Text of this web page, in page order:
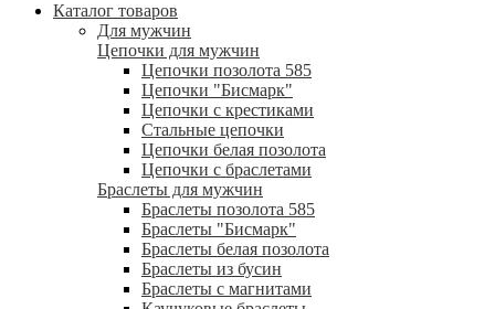
Каталог товаров
Для мужчин
Цепочки для мужчин
Цепочки позолота 585
Цепочки "Бисмарк"
Цепочки с крестиками
Стальные цепочки
Цепочки белая позолота
Цепочки с браслетами
Браслеты для мужчин
Браслеты позолота 585
Браслеты "Бисмарк"
Браслеты белая позолота
Браслеты из бусин
Браслеты с магнитами